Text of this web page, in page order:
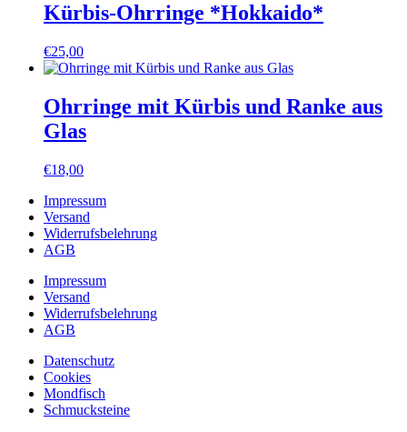
Kürbis-Ohrringe *Hokkaido*
€25,00
Ohrringe mit Kürbis und Ranke aus
Glas
€18,00
Impressum
Versand
Widerrufsbelehrung
AGB
Impressum
Versand
Widerrufsbelehrung
AGB
Datenschutz
Cookies
Mondfisch
Schmucksteine